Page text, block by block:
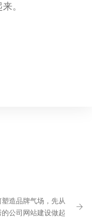
。
造品牌气场，先从
公司网站建设做起